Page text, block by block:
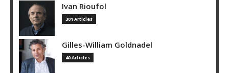
Ivan Rioufol
301 Articles
Gilles-William Goldnadel
40 Articles